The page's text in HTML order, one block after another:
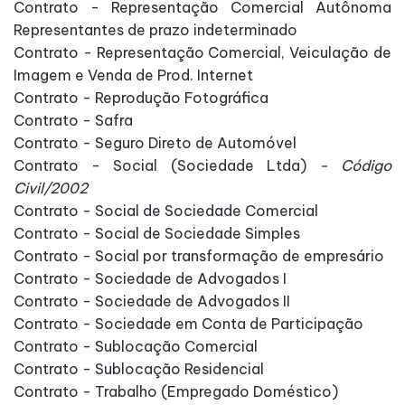
Contrato - Representação Comercial Autônoma
Representantes de prazo indeterminado
Contrato - Representação Comercial, Veiculação de
Imagem e Venda de Prod. Internet
Contrato - Reprodução Fotográfica
Contrato - Safra
Contrato - Seguro Direto de Automóvel
Contrato - Social (Sociedade Ltda)
- Código
Civil/2002
Contrato - Social de Sociedade Comercial
Contrato - Social de Sociedade Simples
Contrato - Social por transformação de empresário
Contrato - Sociedade de Advogados I
Contrato - Sociedade de Advogados II
Contrato - Sociedade em Conta de Participação
Contrato - Sublocação Comercial
Contrato - Sublocação Residencial
Contrato - Trabalho (Empregado Doméstico)